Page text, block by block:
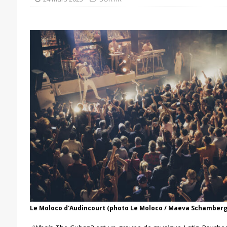
Le Moloco d'Audincourt (photo Le Moloco / Maeva